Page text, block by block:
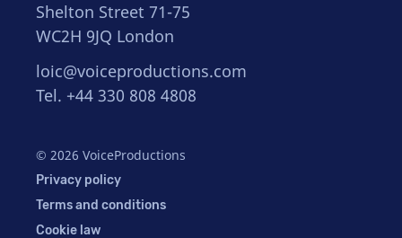
Shelton Street 71-75
WC2H 9JQ London
loic@voiceproductions.com
Tel. +44 330 808 4808
© 2026 VoiceProductions
Privacy policy
Terms and conditions
Cookie law